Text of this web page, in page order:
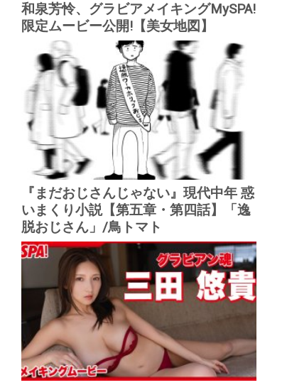
和泉芳怜、グラビアメイキングMySPA!
限定ムービー公開!【美女地図】
『まだおじさんじゃない』現代中年 惑
いまくり小説【第五章・第四話】「逸
脱おじさん」/鳥トマト